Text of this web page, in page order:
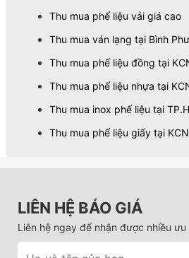
Thu mua phế liệu vải giá cao
Thu mua ván lạng tại Bình
Thu mua phế liệu đồng tại
Thu mua phế liệu nhựa tại
Thu mua inox phế liệu tại
Thu mua phế liệu giấy tại
LIÊN HỆ BÁO GIÁ
Liên hệ ngay để nhận được nhiều ưu